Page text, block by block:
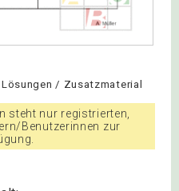
/ Zusatzmaterial
steht nur registrierten,
Benutzerinnen zur